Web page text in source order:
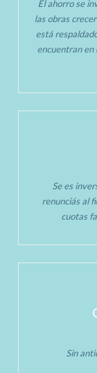
El ahorro se
las obras
está
encuentran en
Se es
renunciás al
cuotas
Sin